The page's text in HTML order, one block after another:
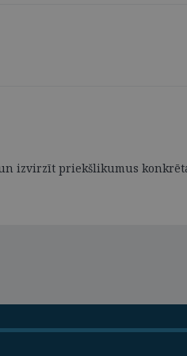
izvirzīt priekšlikumus